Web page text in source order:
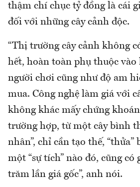
thậm chí chục tỷ đồng là cái
đối với những cây cảnh độc.
“Thị trường cây cảnh không
hết, hoàn toàn phụ thuộc vào
người chơi cũng như độ am
mua. Công nghệ làm giá với
không khác mấy chứng
trường hợp, từ một cây bình
nhân”, chỉ cần tạo thế, “thửa”
một “sự tích” nào đó, cũng có
trăm lần giá gốc”, anh nói.